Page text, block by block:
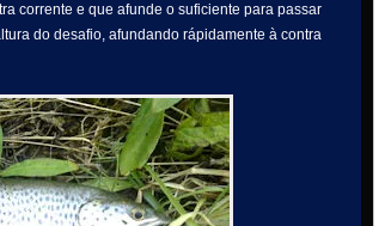
corrente e que afunde o suficiente para passar
do desafio, afundando rápidamente à contra